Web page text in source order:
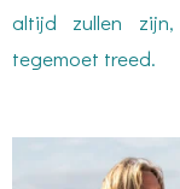
altijd zullen
tegemoet treed.